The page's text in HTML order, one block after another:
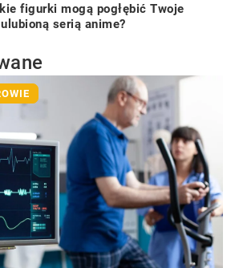
figurki mogą pogłębić Twoje
serią anime?